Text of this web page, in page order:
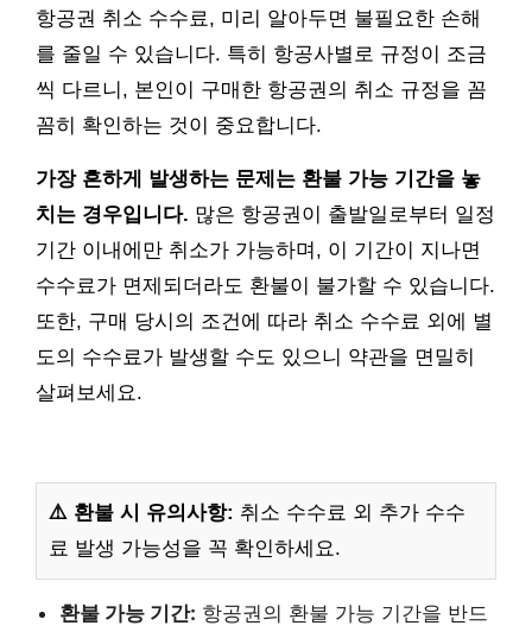
항공권 취소 수수료, 미리 알아두면 불필요한 손해
를 줄일 수 있습니다. 특히 항공사별로 규정이 조금
씩 다르니, 본인이 구매한 항공권의 취소 규정을 꼼
꼼히 확인하는 것이 중요합니다.
가장 흔하게 발생하는 문제는 환불 가능 기간을 놓
치는 경우입니다. 많은 항공권이 출발일로부터 일정
기간 이내에만 취소가 가능하며, 이 기간이 지나면
수수료가 면제되더라도 환불이 불가할 수 있습니다.
또한, 구매 당시의 조건에 따라 취소 수수료 외에 별
도의 수수료가 발생할 수도 있으니 약관을 면밀히
살펴보세요.
⚠️ 환불 시 유의사항: 취소 수수료 외 추가 수수
료 발생 가능성을 꼭 확인하세요.
환불 가능 기간: 항공권의 환불 가능 기간을 반드